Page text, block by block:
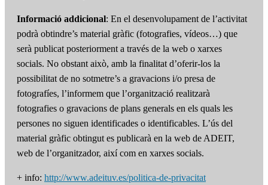
Informació addicional: En el desenvolupament de l’activitat
podrà obtindre’s material gràfic (fotografies, vídeos…) que
serà publicat posteriorment a través de la web o xarxes
socials. No obstant això, amb la finalitat d’oferir-los la
possibilitat de no sotmetre’s a gravacions i/o presa de
fotografíes, l’informem que l’organització realitzarà
fotografies o gravacions de plans generals en els quals les
persones no siguen identificades o identificables. L’ús del
material gràfic obtingut es publicarà en la web de ADEIT,
web de l’organitzador, així com en xarxes socials.
+ info: http://www.adeituv.es/politica-de-privacitat